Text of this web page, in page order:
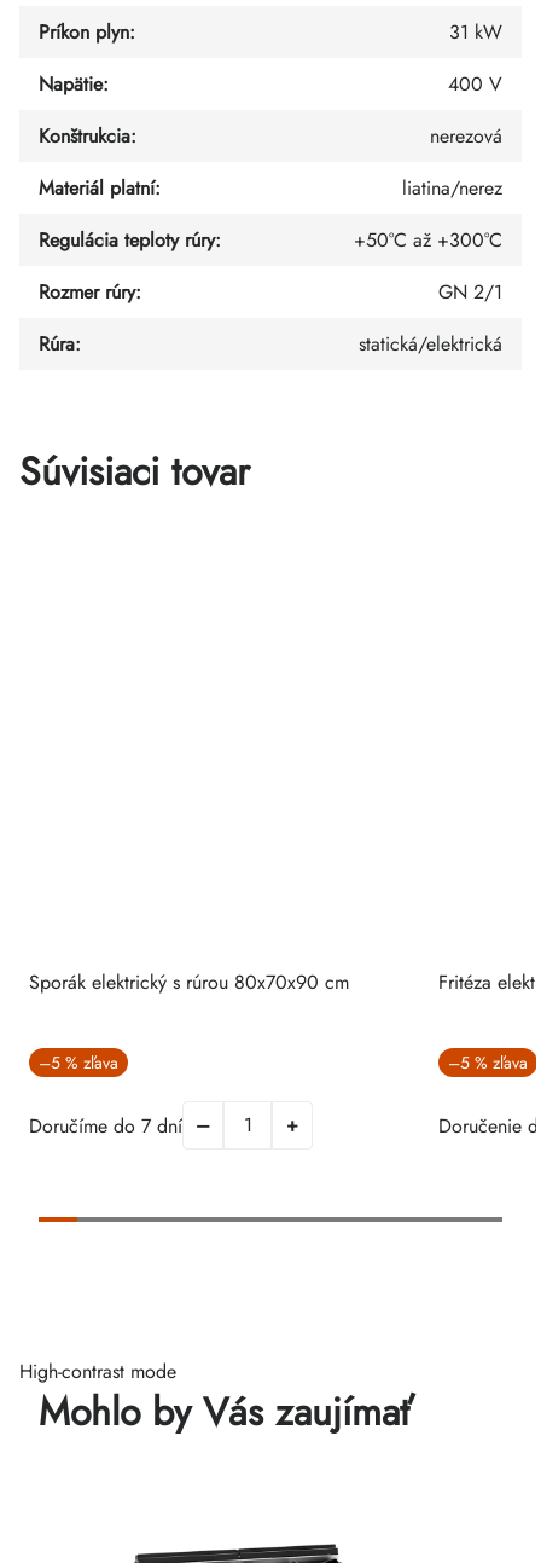
Príkon plyn:
31 kW
Napätie:
400 V
Konštrukcia:
nerezová
Materiál platní:
liatina/nerez
Regulácia teploty rúry:
+50°C až +300°C
Rozmer rúry:
GN 2/1
Rúra: statická/elektrická
Súvisiaci tovar
Sporák elektrický s rúrou 80x70x90 cm
–5 %
Doručíme do 7 dní
Fritéza
–5 %
Doručenie
High-contrast mode
Mohlo by Vás zaujímať